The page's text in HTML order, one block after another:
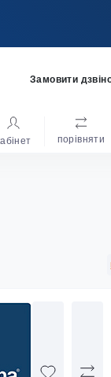
Замовити
порівняти